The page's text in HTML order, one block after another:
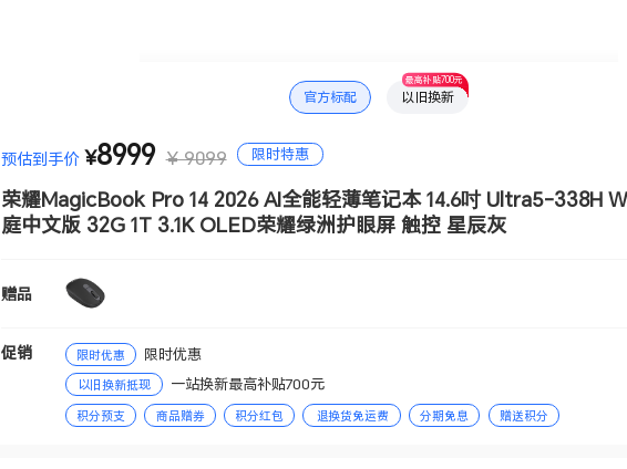
官方标配 以旧换新
最高补贴700元
预估到手价 ¥8999 ¥ 9099 限时特惠
荣耀MagicBook Pro 14 2026 AI全能轻薄笔记本 14.6吋 Ultra5-338H
庭中文版 32G 1T 3.1K OLED荣耀绿洲护眼屏 触控 星辰灰
赠品
促销 限时优惠 限时优惠
以旧换新抵现 一站换新最高补贴700元
积分预支 商品赠券 积分红包 退换货免运费 分期免息 赠送积分